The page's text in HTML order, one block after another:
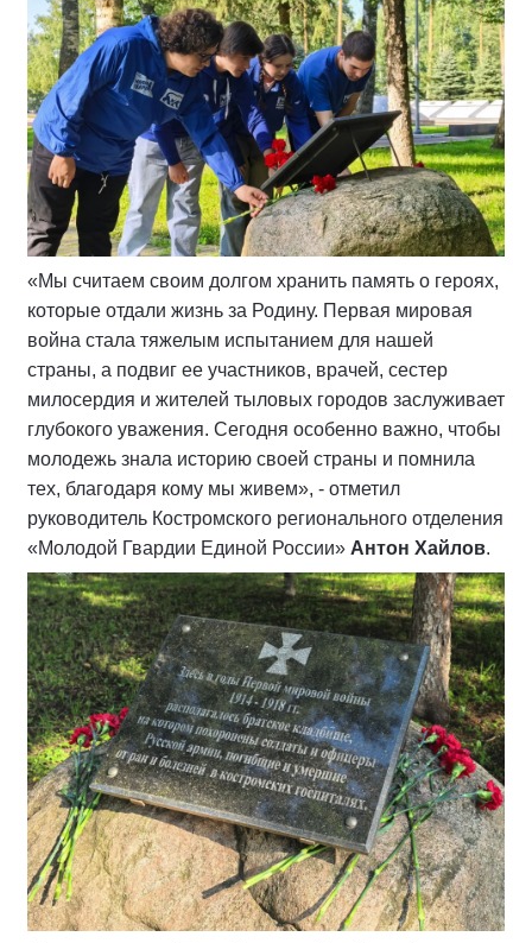
«Мы считаем своим долгом хранить память о героях,
которые отдали жизнь за Родину. Первая мировая
война стала тяжелым испытанием для нашей
страны, а подвиг ее участников, врачей, сестер
милосердия и жителей тыловых городов заслуживает
глубокого уважения. Сегодня особенно важно, чтобы
молодежь знала историю своей страны и помнила
тех, благодаря кому мы живем», - отметил
руководитель Костромского регионального отделения
«Молодой Гвардии Единой России» Антон Хайлов.